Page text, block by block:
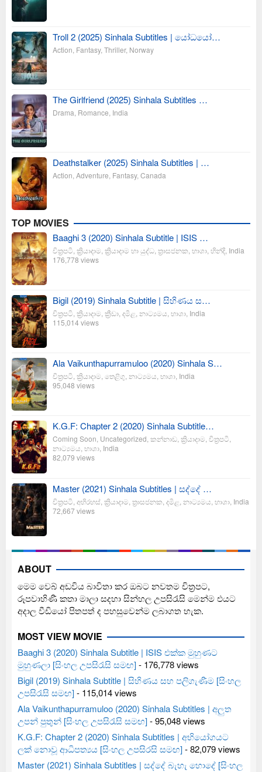
Troll 2 (2025) Sinhala Subtitles | යෝධයෝ…
Action Fantasy, Thriller, Norway
The Girlfriend (2025) Sinhala Subtitles …
Drama Romance India
Deathstalker (2025) Sinhala Subtitles | …
Action Adventure Fantasy, Canada
TOP MOVIES
Baaghi 3 (2020) Sinhala Subtitle | ISIS …
චිත්‍රපටි ක්‍රියාදාම ක්‍රියාදාම හා යුද්ධ ත්‍රාසජනක භාශා හින්දි India
176,778 views
Bigil (2019) Sinhala Subtitle | සිහිණය ස…
චිත්‍රපටි ක්‍රියාදාම ක්‍රීඩා දමිළ නාට්‍යමය භාශා India
115,014 views
Ala Vaikunthapurramuloo (2020) Sinhala S…
චිත්‍රපටි ක්‍රියාදාම තෙළිගු නාට්‍යමය භාශා India
95,048 views
K.G.F: Chapter 2 (2020) Sinhala Subtitle…
Coming Soon Uncategorized කන්නාඩ ක්‍රියාදාම චිත්‍රපටි
නාට්‍යමය භාශා India
82,079 views
Master (2021) Sinhala Subtitles | සද්දේ …
චිත්‍රපටි අභිරහස් ක්‍රියාදාම ත්‍රාසජනක දමිළ නාට්‍යමය භාශා India
72,667 views
ABOUT
මෙම වෙබ් අඩවිය බාවිතා කර ඔබට නවතම චිත්‍රපට,
රූපවාහිණී කතා මාලා සදහා සින්හල උපසිරැසි මෙන්ම එයට
අදාල වීඩියෝ පිතපත් ද පහසුවෙන්ම ලබාගත හැක.
MOST VIEW MOVIE
Baaghi 3 (2020) Sinhala Subtitle | ISIS එක්ක මුහුණට
මුහුණලා [සිංහල උපසිරැසි සමඟ]- 176,778 views
Bigil (2019) Sinhala Subtitle | සිහිණය සහ පලිගැණීම [සිංහල
උපසිරැසි සමඟ]- 115,014 views
Ala Vaikunthapurramuloo (2020) Sinhala Subtitles | අලුත
උපන් පුතුන් [සිංහල උපසිරැසි සමඟ]- 95,048 views
K.G.F: Chapter 2 (2020) Sinhala Subtitles | අභියෝගයට
ලක් නොවූ ආධිපත්‍යය [සිංහල උපසිරසි සමඟ]- 82,079 views
Master (2021) Sinhala Subtitles | සද්දේ බැහැ හොදේ [සිංහල